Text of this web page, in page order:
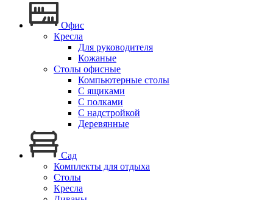
Офис
Кресла
Для руководителя
Кожаные
Столы офисные
Компьютерные столы
С ящиками
С полками
С надстройкой
Деревянные
Сад
Комплекты для отдыха
Столы
Кресла